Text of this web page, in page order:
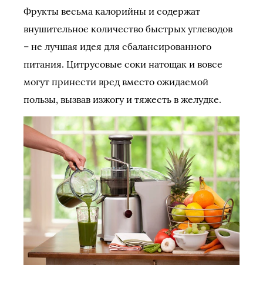
Фрукты весьма калорийны и содержат
внушительное количество быстрых углеводов
– не лучшая идея для сбалансированного
питания. Цитрусовые соки натощак и вовсе
могут принести вред вместо ожидаемой
пользы, вызвав изжогу и тяжесть в желудке.